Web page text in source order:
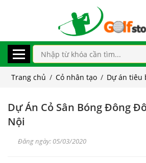
Trang chủ / Cỏ nhân tạo / Dự án tiêu
Dự Án Cỏ Sân Bóng Đông
Nội
Đăng ngày: 05/03/2020